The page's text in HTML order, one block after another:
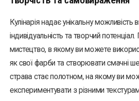
Кулінарія надає унікальну можливість
індивідуальність та творчий
мистецтво, в якому ви можете
як свої фарби та створювати смачні
страва стає полотном, на якому ви
експериментувати з різними